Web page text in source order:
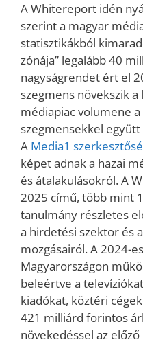
A Whitereport idén
szerint a magyar
statisztikákból
zónája” legalább 40
nagyságrendet ért el
szegmens növekszik
médiapiac volumene
szegmensekkel
A Media1
képet adnak a hazai
és átalakulásokról. A
2025 című, több mint
tanulmány részletes
a hirdetési szektor és
mozgásairól. A 2024-
Magyarországon
beleértve a
kiadókat, köztéri
421 milliárd forintos
növekedéssel az